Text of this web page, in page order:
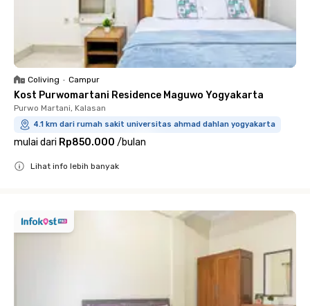
Coliving • Campur
Kost Purwomartani Residence Maguwo Yogyakarta
Purwo Martani, Kalasan
4.1 km dari rumah sakit universitas ahmad dahlan yogyakarta
mulai dari Rp850.000 /bulan
Lihat info lebih banyak